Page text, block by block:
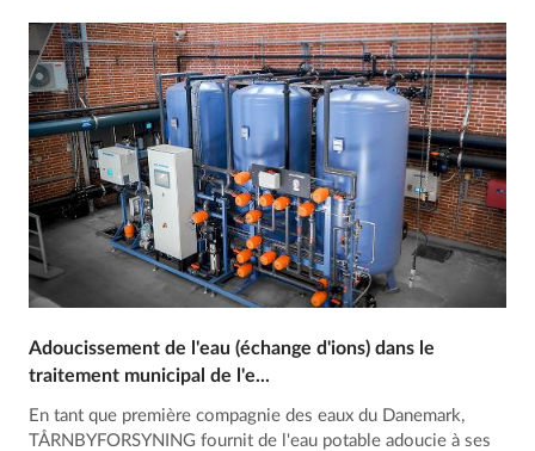
Adoucissement de l'eau (échange d'ions) dans le
traitement municipal de l'e...
En tant que première compagnie des eaux du Danemark,
TÅRNBYFORSYNING fournit de l'eau potable adoucie à ses